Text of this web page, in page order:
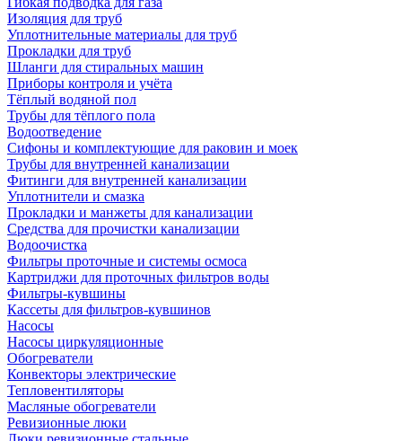
Изоляция для труб
Уплотнительные материалы для труб
Прокладки для труб
Шланги для стиральных машин
Приборы контроля и учёта
Тёплый водяной пол
Трубы для тёплого пола
Водоотведение
Сифоны и комплектующие для раковин и моек
Трубы для внутренней канализации
Фитинги для внутренней канализации
Уплотнители и смазка
Прокладки и манжеты для канализации
Средства для прочистки канализации
Водоочистка
Фильтры проточные и системы осмоса
Картриджи для проточных фильтров воды
Фильтры-кувшины
Кассеты для фильтров-кувшинов
Насосы
Насосы циркуляционные
Обогреватели
Конвекторы электрические
Тепловентиляторы
Масляные обогреватели
Ревизионные люки